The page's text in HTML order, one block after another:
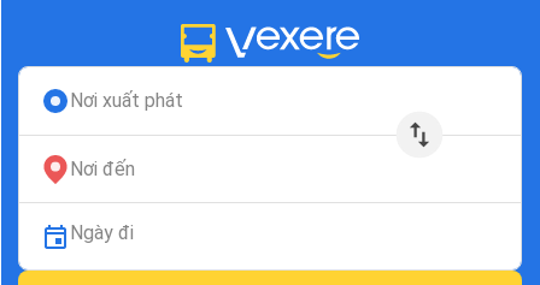
Nơi xuất phát
Nơi đến
Ngày đi